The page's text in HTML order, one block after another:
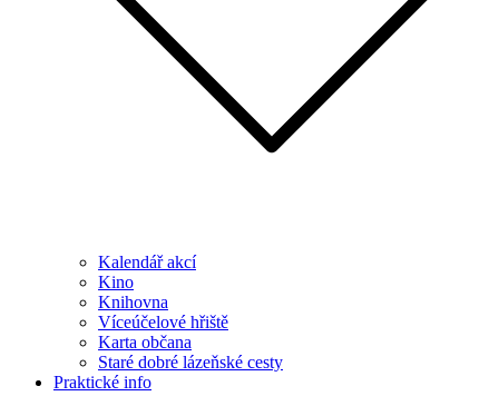
Kalendář akcí
Kino
Knihovna
Víceúčelové hřiště
Karta občana
Staré dobré lázeňské cesty
Praktické info